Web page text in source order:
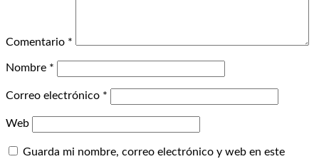
Comentario *
Nombre *
Correo electrónico *
Web
Guarda mi nombre, correo electrónico y web en este